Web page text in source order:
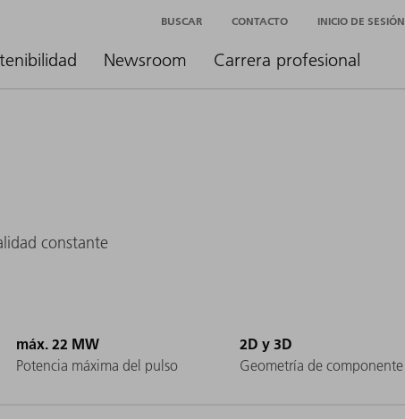
Newsroom Carrera profesional
BUSCAR CONTACTO INICIO DE SESIÓN
constante
máx. 22 MW
Potencia máxima del pulso
2D y 3D
Geometría de componente